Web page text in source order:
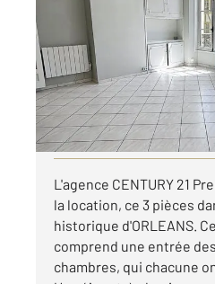
69,80 m
, 3 pièces
Ref : 9513
Appartement F3 à
750 €
par mois charges comprises
Visiter le site dédié
L'agence CENTURY 21
la location, ce 3 pièces
historique d'ORLEANS.
comprend une entrée
chambres, qui chacune